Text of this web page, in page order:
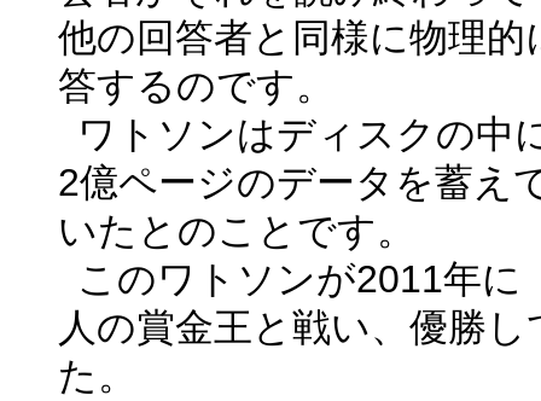
他の回答者と同様に物理
答するのです。
ワトソンはディスクの中
2億ページのデータを蓄え
いたとのことです。
このワトソンが2011年に
人の賞金王 と戦い、優勝し
た。